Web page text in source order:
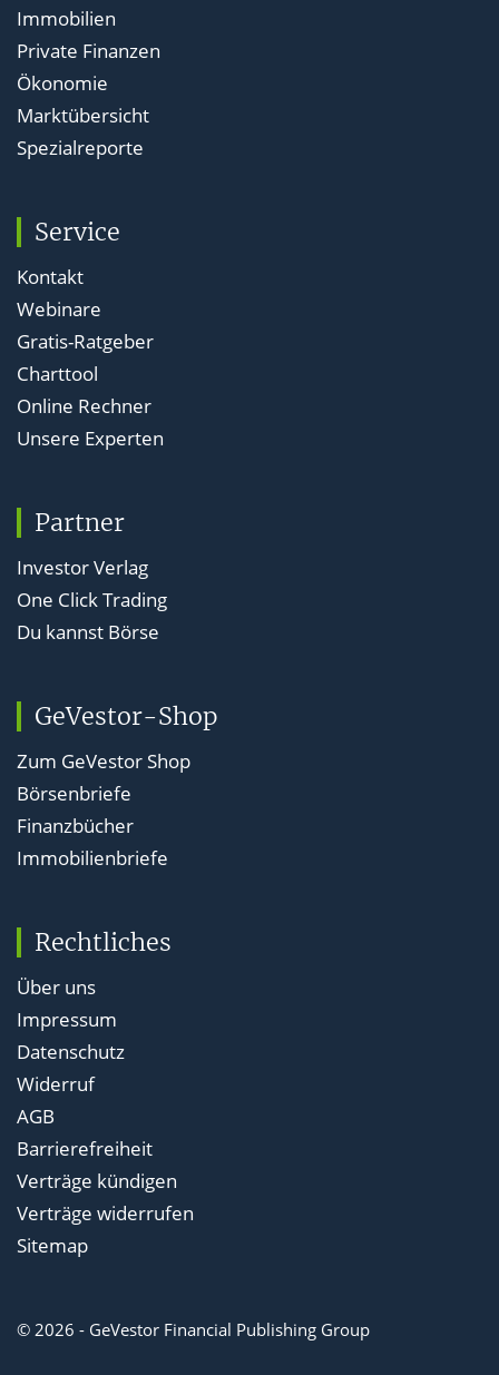
Immobilien
Private Finanzen
Ökonomie
Marktübersicht
Spezialreporte
Service
Kontakt
Webinare
Gratis-Ratgeber
Charttool
Online Rechner
Unsere Experten
Partner
Investor Verlag
One Click Trading
Du kannst Börse
GeVestor-Shop
Zum GeVestor Shop
Börsenbriefe
Finanzbücher
Immobilienbriefe
Rechtliches
Über uns
Impressum
Datenschutz
Widerruf
AGB
Barrierefreiheit
Verträge kündigen
Verträge widerrufen
Sitemap
© 2026 - GeVestor Financial Publishing Group